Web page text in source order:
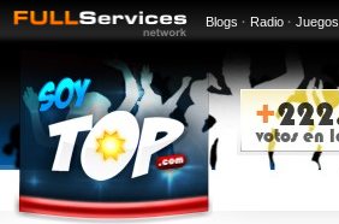
Blogs · Radio · Juegos